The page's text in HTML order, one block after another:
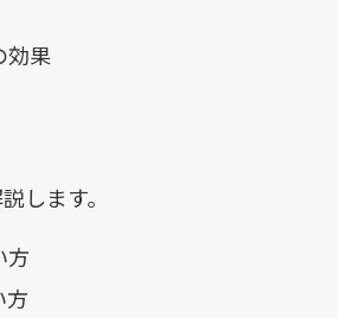
効果
します。
方
方